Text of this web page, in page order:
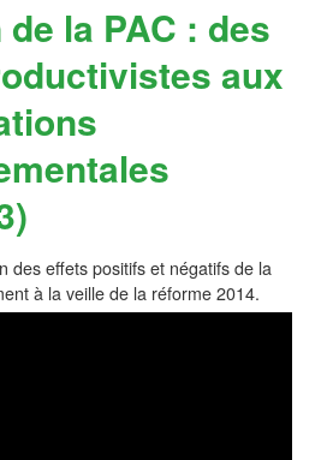
la PAC : des
aux
des effets positifs et négatifs de la
à la veille de la réforme 2014.